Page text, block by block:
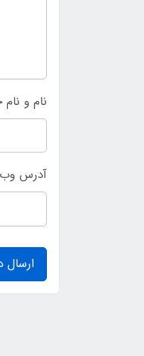
نام و
آدرس
ارسال